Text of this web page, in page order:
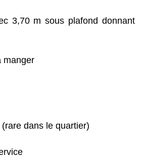
3,70 m sous plafond donnant
manger
dans le quartier)